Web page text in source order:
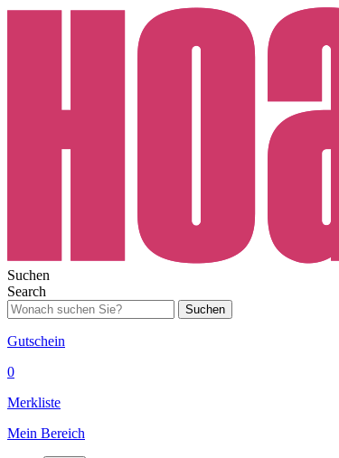
Suchen
Search
Suchen
Gutschein
0
Merkliste
Mein Bereich